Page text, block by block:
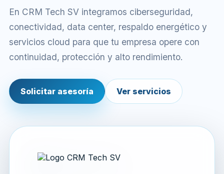
En CRM Tech SV integramos ciberseguridad,
conectividad, data center, respaldo energético y
servicios cloud para que tu empresa opere con
continuidad, protección y alto rendimiento.
Solicitar asesoría Ver servicios